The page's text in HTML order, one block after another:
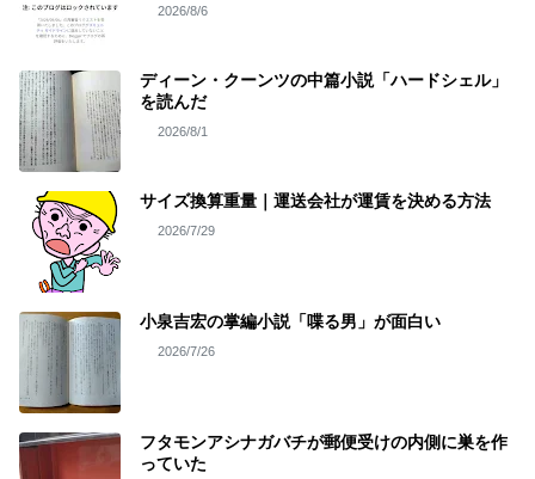
2026/8/6
ディーン・クーンツの中篇小説「ハードシェル」
を読んだ
2026/8/1
サイズ換算重量｜運送会社が運賃を決める方法
2026/7/29
小泉吉宏の掌編小説「喋る男」が面白い
2026/7/26
フタモンアシナガバチが郵便受けの内側に巣を作
っていた